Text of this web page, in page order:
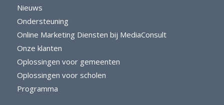
Nieuws
Ondersteuning
Online Marketing Diensten bij MediaConsult
Onze klanten
Oplossingen voor gemeenten
Oplossingen voor scholen
Programma